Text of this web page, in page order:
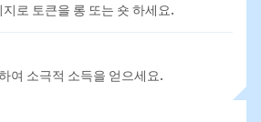
로 토큰을 롱 또는 숏 하세요.
여 소극적 소득을 얻으세요.